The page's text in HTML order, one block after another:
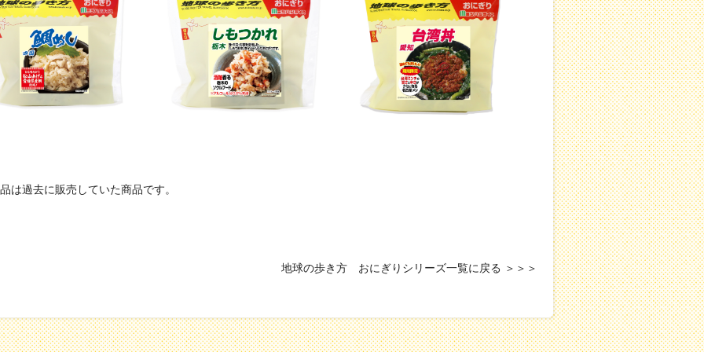
は過去に販売していた商品です。
地球の歩き方 おにぎりシリーズ一覧に戻る ＞＞＞